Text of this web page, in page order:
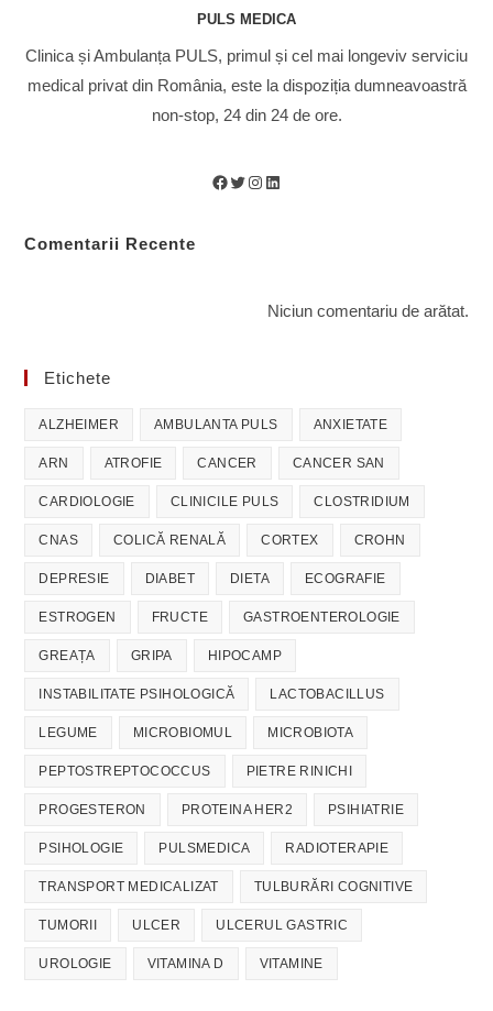
PULS MEDICA
Clinica și Ambulanța PULS, primul și cel mai longeviv serviciu
medical privat din România, este la dispoziția dumneavoastră
non-stop, 24 din 24 de ore.
Facebook
Twitter
Instagram
LinkedIn
Comentarii Recente
Niciun comentariu de arătat.
Etichete
ALZHEIMER AMBULANTA PULS ANXIETATE
ARN ATROFIE CANCER CANCER SAN
CARDIOLOGIE CLINICILE PULS CLOSTRIDIUM
CNAS COLICĂ RENALĂ CORTEX CROHN
DEPRESIE DIABET DIETA ECOGRAFIE
ESTROGEN FRUCTE GASTROENTEROLOGIE
GREAȚA GRIPA HIPOCAMP
INSTABILITATE PSIHOLOGICĂ LACTOBACILLUS
LEGUME MICROBIOMUL MICROBIOTA
PEPTOSTREPTOCOCCUS PIETRE RINICHI
PROGESTERON PROTEINA HER2 PSIHIATRIE
PSIHOLOGIE PULSMEDICA RADIOTERAPIE
TRANSPORT MEDICALIZAT TULBURĂRI COGNITIVE
TUMORII ULCER ULCERUL GASTRIC
UROLOGIE VITAMINA D VITAMINE